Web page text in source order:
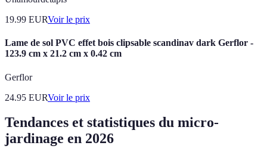
19.99 EURVoir le prix
Lame de sol PVC effet bois clipsable scandinav dark Gerflor -
123.9 cm x 21.2 cm x 0.42 cm
Gerflor
24.95 EURVoir le prix
Tendances et statistiques du micro-
jardinage en 2026